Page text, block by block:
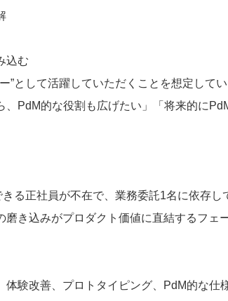
込む
”として活躍していただくことを想定してい
、PdM的な役割も広げたい」「将来的に
きる正社員が不在で、業務委託1名に依存し
磨き込みがプロダクト価値に直結するフ
体験改善、プロトタイピング、PdM的な仕